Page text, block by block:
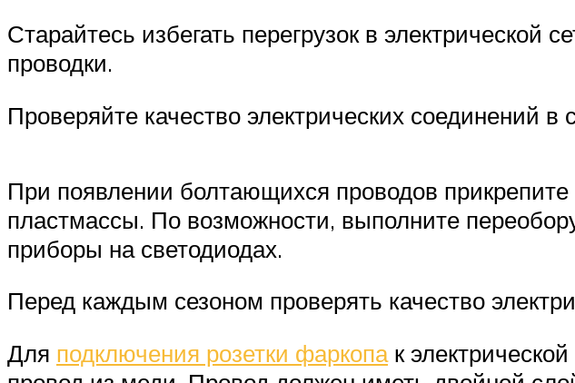
Старайтесь избегать перегрузок в
проводки.
Проверяйте качество электрических соединений
При появлении болтающихся проводов
пластмассы. По возможности, выполните
приборы на светодиодах.
Перед каждым сезоном проверять качество
Для подключения розетки фаркопак